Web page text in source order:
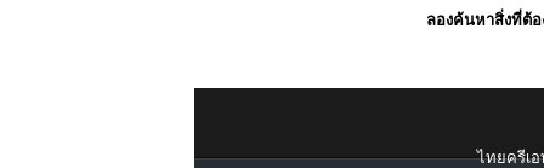
ลองค้นหาสิ่งที่ต้อ
ไทยครีเอ